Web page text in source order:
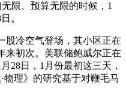
限、预算无限的时候，1
。
冷空气登场，其小区正在
来初次。美联储鲍威尔正在
28日，1月份最初这三天，
物理》的研究基于对鞭毛马